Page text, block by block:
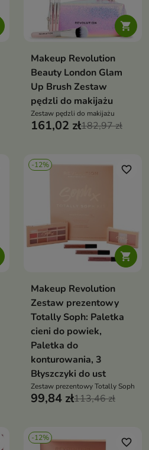

Makeup Revolution
Beauty London Glam
Up Brush Zestaw
pędzli do makijażu
Zestaw pędzli do makijażu
161,02 zł182,97 zł
-12%

favorite_border
Makeup Revolution
Zestaw prezentowy
Totally Soph: Paletka
cieni do powiek,
Paletka do
konturowania, 3
Błyszczyki do ust
Zestaw prezentowy Totally Soph
99,84 zł113,46 zł
-12% favorite_border